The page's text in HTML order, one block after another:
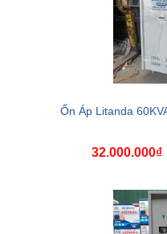
Ổn Áp Litanda
32.000.000₫